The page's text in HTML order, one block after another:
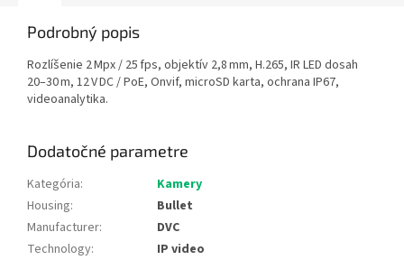
Podrobný popis
Rozlíšenie 2 Mpx / 25 fps, objektív 2,8 mm, H.265, IR LED dosah
20–30 m, 12 V DC / PoE, Onvif, microSD karta, ochrana IP67,
videoanalytika.
Dodatočné parametre
Kategória:
Kamery
Housing:
Bullet
Manufacturer:
DVC
Technology:
IP video